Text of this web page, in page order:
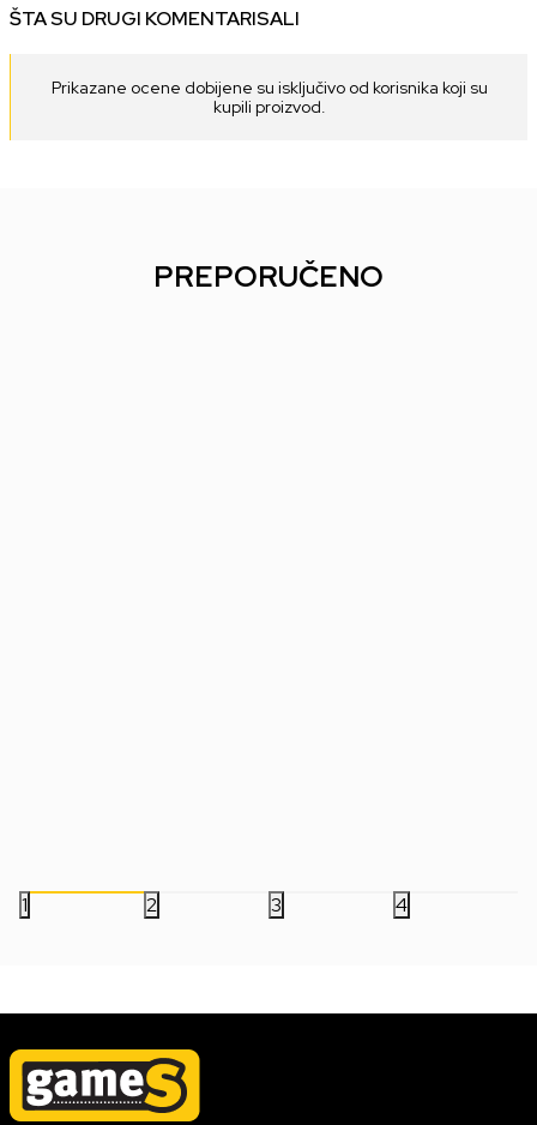
ŠTA SU DRUGI KOMENTARISALI
Prikazane ocene dobijene su isključivo od korisnika koji su
kupili proizvod.
PREPORUČENO
1 2 3 4